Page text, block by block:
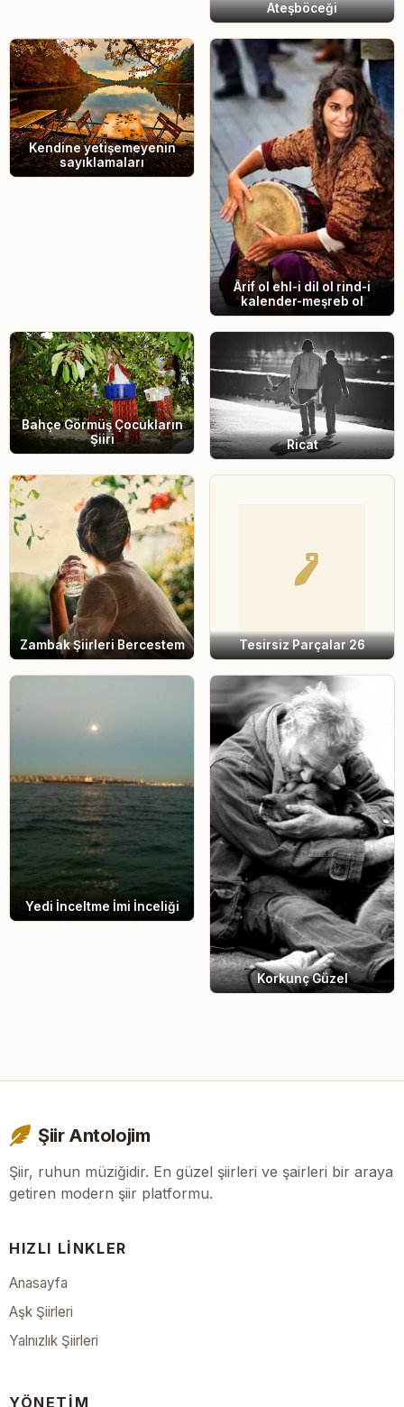
Ateşböceği
Kendine yetişemeyenin
sayıklamaları
Ârif ol ehl-i dil ol rind-i
kalender-meşreb ol
Bahçe Görmüş Çocukların
Şiiri
Ricat
Zambak Şiirleri Bercestem Tesirsiz Parçalar 26
Yedi İnceltme İmi İnceliği
Korkunç Güzel
Şiir Antolojim
Şiir, ruhun müziğidir. En güzel şiirleri ve şairleri bir araya
getiren modern şiir platformu.
HIZLI LINKLER
Anasayfa
Aşk Şiirleri
Yalnızlık Şiirleri
YÖNETIM